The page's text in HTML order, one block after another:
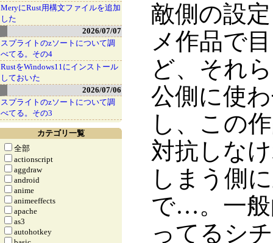
敵側の設
メ作品で
ど、それ
公側に使
し、この
対抗しな
しまう側
で…。一般
ってるシ
MeryにRust用構文ファイルを追加
した
2026/07/07
スプライトのzソートについて調
べてる。その4
RustをWindows11にインストール
しておいた
2026/07/06
スプライトのzソートについて調
べてる。その3
カテゴリ一覧
全部
actionscript
aggdraw
android
anime
animeeffects
apache
as3
autohotkey